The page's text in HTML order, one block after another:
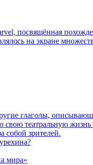
посвящённая
на экране
глаголы,
театральную
собой зрителей.
мира»